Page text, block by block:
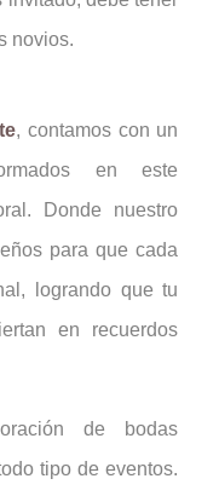
novios.
, contamos con un
en este
Donde nuestro
para que cada
logrando que tu
en recuerdos
de bodas
tipo de eventos.